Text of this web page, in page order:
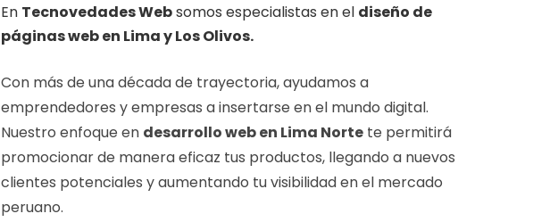
En Tecnovedades Websomos especialistas en el diseño de
páginas web en Lima y Los Olivos.
Con más de una década de trayectoria, ayudamos a
emprendedores y empresas a insertarse en el mundo digital.
Nuestro enfoque en desarrollo web en Lima Norte te permitirá
promocionar de manera eficaz tus productos, llegando a nuevos
clientes potenciales y aumentando tu visibilidad en el mercado
peruano.